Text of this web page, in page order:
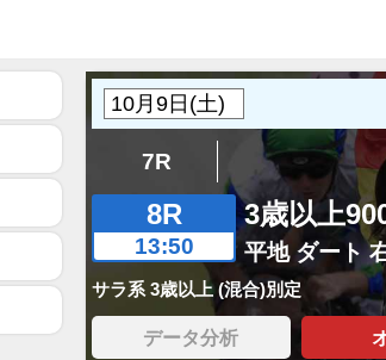
7R
8R
13:50
3歳以上
平地 ダート
サラ系 3歳以上 (混合)別定
データ分析